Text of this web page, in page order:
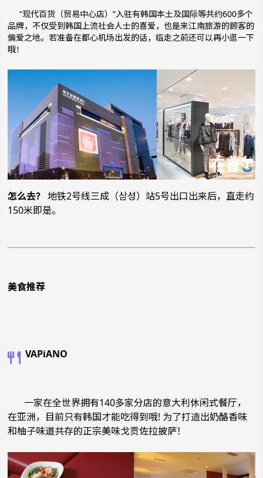
“现代百货（贸易中心店）”入驻有韩国本土及国际等共约600多个
品牌，不仅受到韩国上流社会人士的喜爱，也是来江南旅游的顾客的
偏爱之地。 若准备在都心机场出发的话，临走之前还可以再小逛一下
哦！
怎么去？ 地铁2号线三成（삼성）站5号出口出来后，直走约
150米即是。
美食推荐
VAPiANO
一家在全世界拥有140多家分店的意大利休闲式餐厅，
在亚洲，目前只有韩国才能吃得到哦! 为了打造出奶酪香味
和柚子味道共存的正宗美味戈贡佐拉披萨！